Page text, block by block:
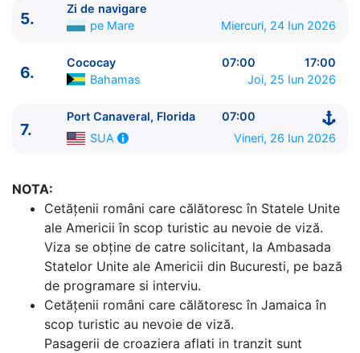
ITINERARIU
Ziua | Portul | Sosire - Plecare
Port Canaveral, Florida SUA
⚓ - 16:00
2.
Nassau Bahamas
5. Zi de navigare
6.
Cococay Bahamas 07:00 - 17:00
Port Canaveral, Florida SUA 07:00 - ⚓
5.
Zi de navigare
pe Mare
Miercuri, 24 Iun 2026
6.
Cococay 07:00
17:00
Bahamas
Joi, 25 Iun 2026
7.
Port Canaveral, Florida
07:00
SUA
Vineri, 26 Iun 2026
NOTA:
Cetăţenii români care călătoresc în Statele Unite
ale Americii în scop turistic au nevoie de viză.
Viza se obține de catre solicitant, la Ambasada
Statelor Unite ale Americii din Bucuresti, pe bază
de programare si interviu.
Cetăţenii români care călătoresc în Jamaica în
scop turistic au nevoie de viză.
Pasagerii de croaziera aflati in tranzit sunt